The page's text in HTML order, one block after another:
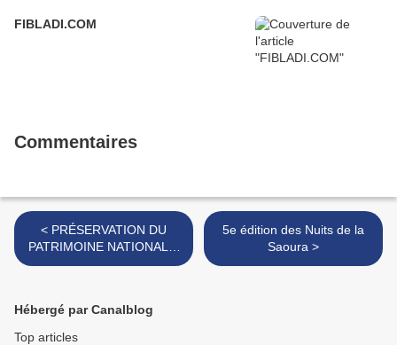
FIBLADI.COM
Commentaires
< PRÉSERVATION DU
PATRIMOINE NATIONAL A
BECHAR
5e édition des Nuits de la
Saoura >
Hébergé par Canalblog
Top articles